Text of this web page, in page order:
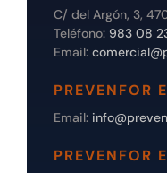
C/ del Argón, 3,
Teléfono: 983 08
Email:
PREVENFOR
Email:
PREVENFOR